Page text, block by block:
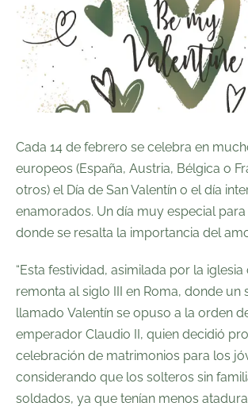
Cada 14 de febrero se celebra en
europeos (España, Austria, Bélgica o
otros) el Día de San Valentín o eldía
enamorados. Un día muy especial
donde se resalta la importancia del
“Esta festividad, asimilada por la
remonta alsiglo III
en Roma, donde un
llamado Valentín se opuso a la orden
emperador Claudio II , quien decidió
celebración de matrimonios para los
considerando que los solteros sin
soldados, ya que tenían menos